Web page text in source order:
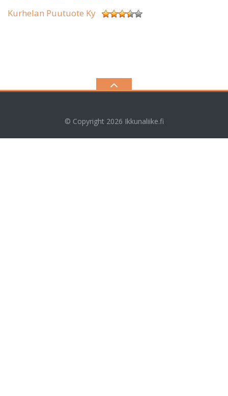
Kurhelan Puutuote Ky
© Copyright 2026 Ikkunaliike.fi